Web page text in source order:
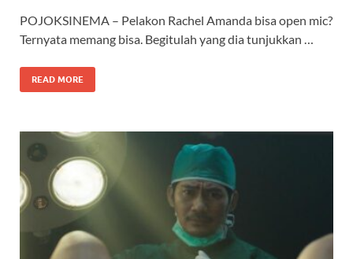
POJOKSINEMA – Pelakon Rachel Amanda bisa open mic?
Ternyata memang bisa. Begitulah yang dia tunjukkan …
READ MORE